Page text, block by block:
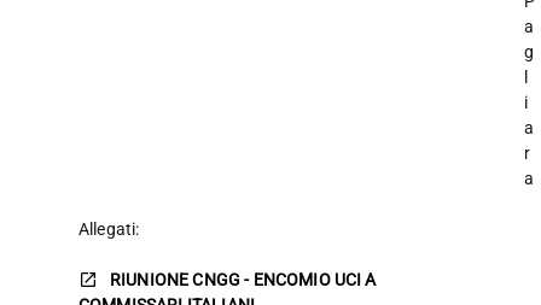
a
g
i
a
r
a
Allegati:
RIUNIONE CNGG - ENCOMIO UCI A